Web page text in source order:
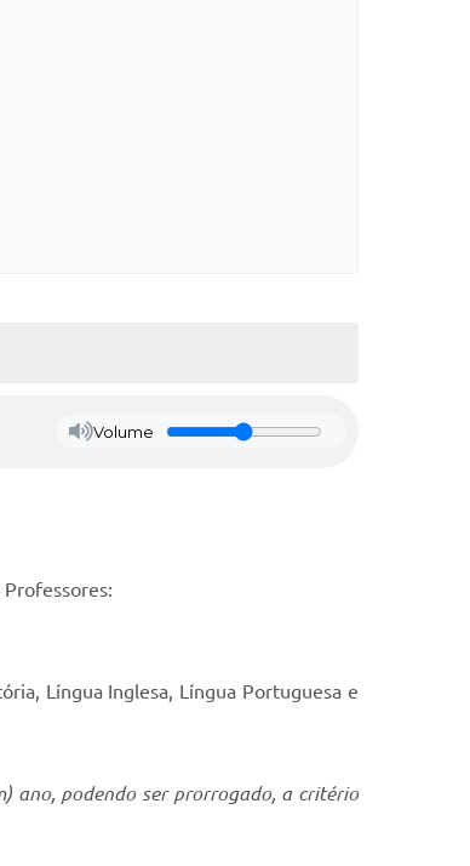
Volume
Língua Inglesa, Língua Portuguesa e
ano, podendo ser prorrogado, a critério